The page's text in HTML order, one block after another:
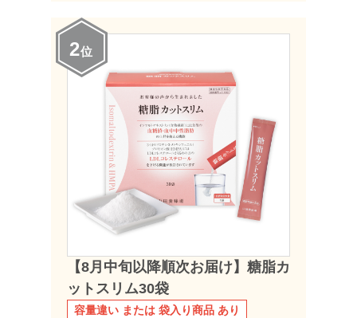
2位
【8月中旬以降順次お届け】糖脂カ
ットスリム30袋
容量違い または 袋入り商品 あり